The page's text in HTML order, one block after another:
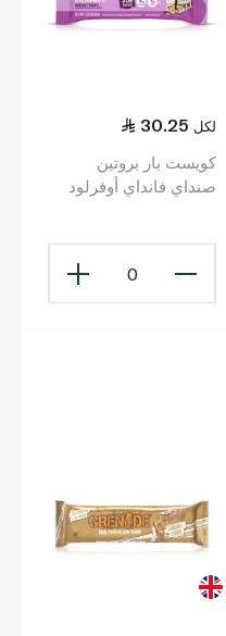
30.25 لكل
كويست بار بروتين
صنداي فانداي أوفرلود
0